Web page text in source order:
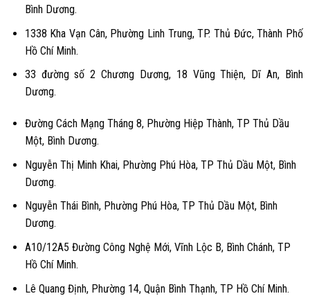
Bình Dương.
1338 Kha Vạn Cân, Phường Linh Trung, TP. Thủ Đức, Thành Phố
Hồ Chí Minh.
33 đường số 2 Chương Dương, 18 Vũng Thiện, Dĩ An, Bình
Dương.
Đường Cách Mạng Tháng 8, Phường Hiệp Thành, TP Thủ Dầu
Một, Bình Dương.
Nguyễn Thị Minh Khai, Phường Phú Hòa, TP Thủ Dầu Một, Bình
Dương.
Nguyễn Thái Bình, Phường Phú Hòa, TP Thủ Dầu Một, Bình
Dương.
A10/12A5 Đường Công Nghệ Mới, Vĩnh Lộc B, Bình Chánh, TP
Hồ Chí Minh.
Lê Quang Định, Phường 14, Quận Bình Thạnh, TP Hồ Chí Minh.